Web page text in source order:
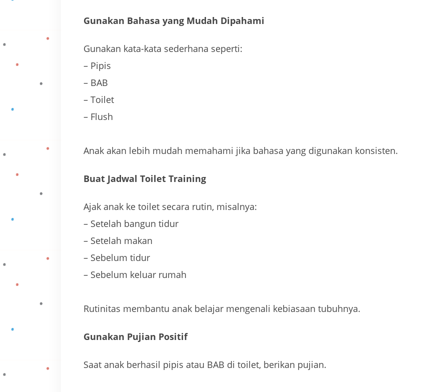
Gunakan Bahasa yang Mudah Dipahami
Gunakan kata-kata sederhana seperti:
– Pipis
– BAB
– Toilet
– Flush
Anak akan lebih mudah memahami jika bahasa yang digunakan konsisten.
Buat Jadwal Toilet Training
Ajak anak ke toilet secara rutin, misalnya:
– Setelah bangun tidur
– Setelah makan
– Sebelum tidur
– Sebelum keluar rumah
Rutinitas membantu anak belajar mengenali kebiasaan tubuhnya.
Gunakan Pujian Positif
Saat anak berhasil pipis atau BAB di toilet, berikan pujian.